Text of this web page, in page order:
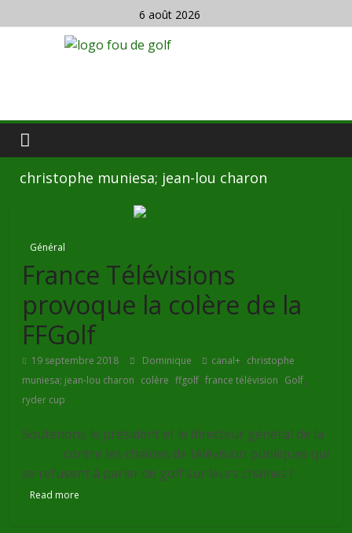
6 août 2026
christophe muniesa; jean-lou charon
Général
France Télévisions
provoque la colère de la
FFGolf
19 septembre 2018 Dominique canal+, christophe
muniesa; jean-lou charon, colère,ffgolf,france télévision, Golf,
ryder cup
Soutenons le président et le directeur général de la
contre les chaînes de télévision publiques qui
se refusent à parler de golf sur leurs chaînes !
Read more